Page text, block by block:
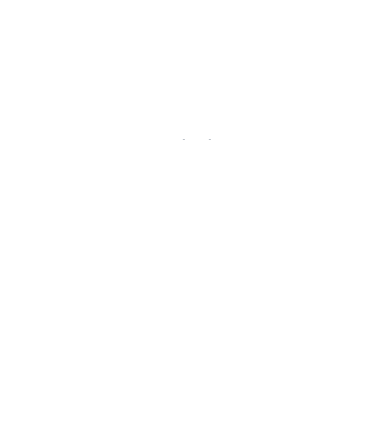
Partager cet événement